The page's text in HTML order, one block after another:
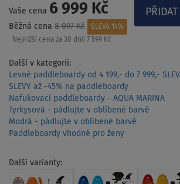
Vaše cena 6 999 Kč
Běžná cena 8 097 Kč
SLEVA 14%
Nejnižší cena za 30 dní: 7 599 Kč
Další v kategorii:
Levné paddleboardy od 4 199,- do 7 999,-
SLEVY až -45% na paddleboardy
Nafukovací paddleboardy - AQUA MARINA
Tyrkysová - pádlujte v oblíbené barvě
Modrá - pádlujte v oblíbené barvě
Paddleboardy vhodné pro ženy
Další varianty: